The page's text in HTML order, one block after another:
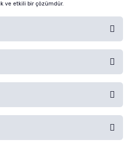
ve etkili bir çözümdür.
Al ve Yorumla